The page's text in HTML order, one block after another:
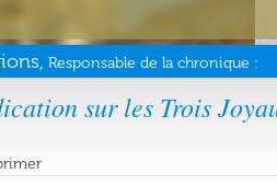
Responsable de la chronique :
sur les Trois